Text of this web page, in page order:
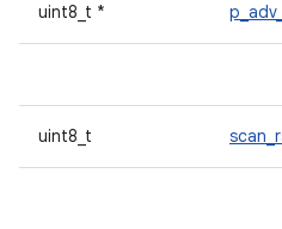
uint8_t *
uint8_t